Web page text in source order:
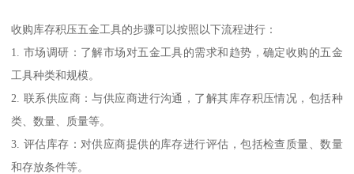
收购库存积压五金工具的步骤可以按照以下流程进行：
1. 市场调研：了解市场对五金工具的需求和趋势，确定收购的五金
工具种类和规模。
2. 联系供应商：与供应商进行沟通，了解其库存积压情况，包括种
类、数量、质量等。
3. 评估库存：对供应商提供的库存进行评估，包括检查质量、数量
和存放条件等。